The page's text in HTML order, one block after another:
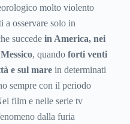
molto violento
a osservare solo in
succede in America, nei
, quando forti venti
e sul mare in determinati
sempre con il periodo
film e nelle serie tv
dalla furia